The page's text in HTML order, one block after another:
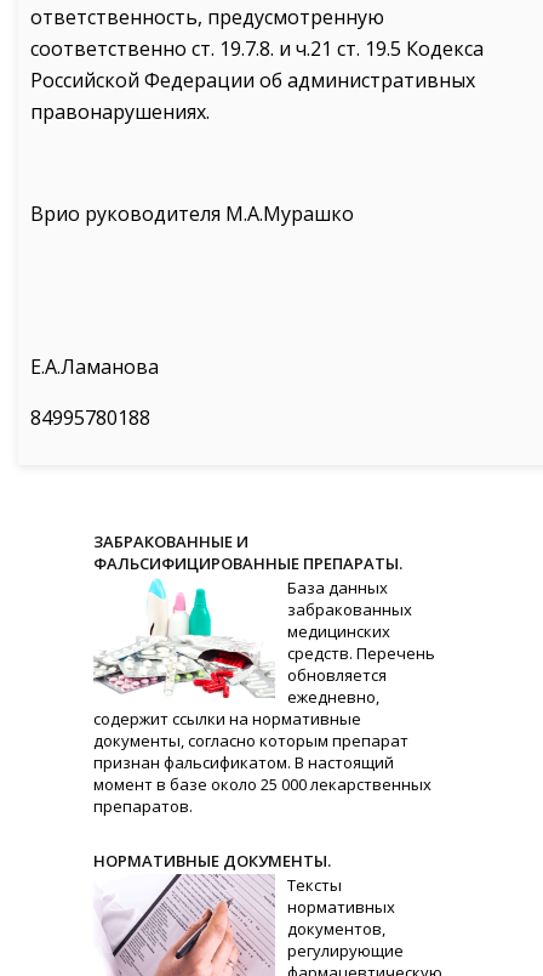
ответственность, предусмотренную
соответственно ст. 19.7.8. и ч.21 ст. 19.5 Кодекса
Российской Федерации об административных
правонарушениях.
Врио руководителя М.А.Мурашко
Е.А.Ламанова
84995780188
ЗАБРАКОВАННЫЕ И
ФАЛЬСИФИЦИРОВАННЫЕ ПРЕПАРАТЫ.
База данных
забракованных
медицинских
средств. Перечень
обновляется
ежедневно,
содержит ссылки на нормативные
документы, согласно которым препарат
признан фальсификатом. В настоящий
момент в базе около 25 000 лекарственных
препаратов.
НОРМАТИВНЫЕ ДОКУМЕНТЫ.
Тексты
нормативных
документов,
регулирующие